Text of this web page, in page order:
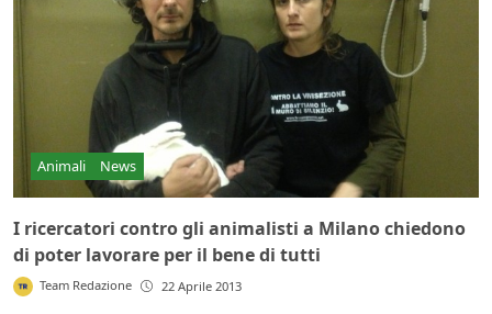
Animali News
I ricercatori contro gli animalisti a Milano chiedono
di poter lavorare per il bene di tutti
Team Redazione 22 Aprile 2013